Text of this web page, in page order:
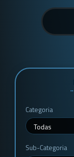
Categoria
Sub-Categoria